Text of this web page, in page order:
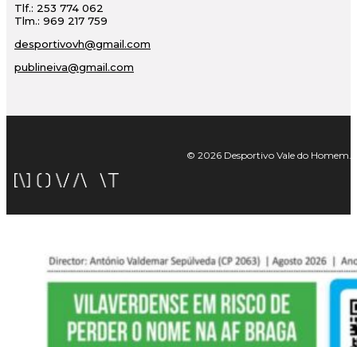
Tlf.: 253 774 062
Tlm.: 969 217 759
desportivovh@gmail.com
publineiva@gmail.com
© 2026 Desportivo Vale do Homem.